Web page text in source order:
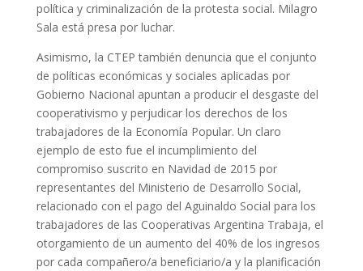
política y criminalización de la protesta social. Milagro
Sala está presa por luchar.
Asimismo, la CTEP también denuncia que el conjunto
de políticas económicas y sociales aplicadas por
Gobierno Nacional apuntan a producir el desgaste del
cooperativismo y perjudicar los derechos de los
trabajadores de la Economía Popular. Un claro
ejemplo de esto fue el incumplimiento del
compromiso suscrito en Navidad de 2015 por
representantes del Ministerio de Desarrollo Social,
relacionado con el pago del Aguinaldo Social para los
trabajadores de las Cooperativas Argentina Trabaja, el
otorgamiento de un aumento del 40% de los ingresos
por cada compañero/a beneficiario/a y la planificación